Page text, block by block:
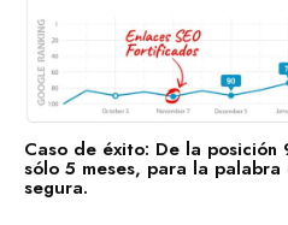
Recursos Humanos
Construcción
Bienes Raíces
Contabilidad
Consultoría de Gestión
Caso de éxito: De la
sólo 5 meses, para la
segura.